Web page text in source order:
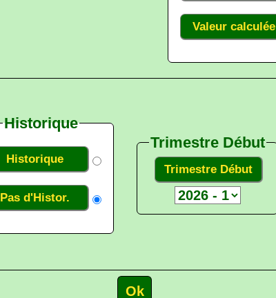
Valeur calculée
Historique
Historique
Pas d'Histor.
Trimestre Début
Trimestre Début